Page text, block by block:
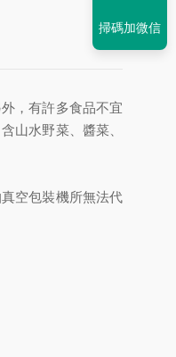
，有許多食品不宜
山水野菜、醬菜、
空包裝機所無法代
掃碼加微信